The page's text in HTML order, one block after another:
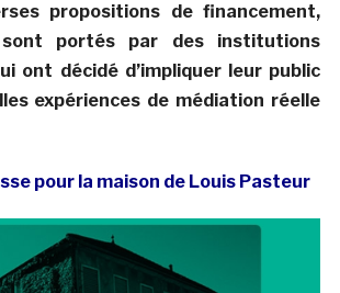
propositions de financement,
portés par des institutions
ont décidé d’impliquer leur public
expériences de médiation réelle
pour la maison de Louis Pasteur